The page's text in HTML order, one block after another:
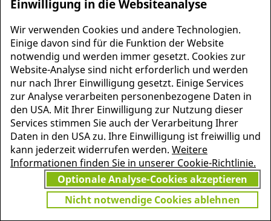
operativen Maß­nahmen die Ring­band­spaltung.
MEHR INFORMATIONEN
ZU PSCHYREMBEL
JETZT
GRATIS TESTEN
Einwilligung in die Websiteanalyse
Wir verwenden Cookies und andere Technologien.
Einige davon sind für die Funktion der Website
notwendig und werden immer gesetzt. Cookies zur
Website-Analyse sind nicht erforderlich und werden
nur nach Ihrer Einwilligung gesetzt. Einige Services
zur Analyse verarbeiten personenbezogene Daten in
den USA. Mit Ihrer Einwilligung zur Nutzung dieser
Services stimmen Sie auch der Verarbeitung Ihrer
Daten in den USA zu. Ihre Einwilligung ist freiwillig und
kann jederzeit widerrufen werden. Weitere
Informationen finden Sie in unserer Cookie-Richtlinie.
Optionale Analyse-Cookies akzeptieren
Nicht notwendige Cookies ablehnen